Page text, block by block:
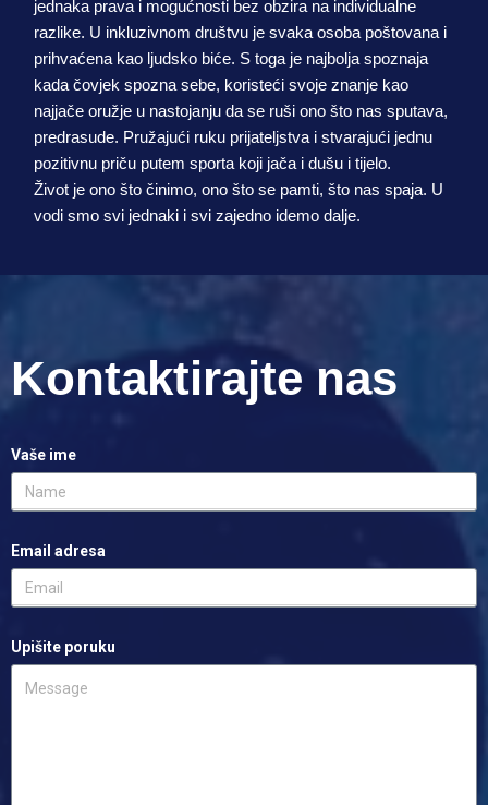
jednaka prava i mogućnosti bez obzira na individualne
razlike. U inkluzivnom društvu je svaka osoba poštovana i
prihvaćena kao ljudsko biće. S toga je najbolja spoznaja
kada čovjek spozna sebe, koristeći svoje znanje kao
najjače oružje u nastojanju da se ruši ono što nas sputava,
predrasude. Pružajući ruku prijateljstva i stvarajući jednu
pozitivnu priču putem sporta koji jača i dušu i tijelo.
Život je ono što činimo, ono što se pamti, što nas spaja. U
vodi smo svi jednaki i svi zajedno idemo dalje.
Kontaktirajte nas
Vaše ime
Email adresa
Upišite poruku